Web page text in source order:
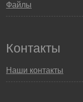
Файлы
Контакты
Наши контакты